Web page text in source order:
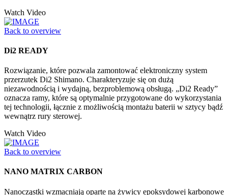
Watch Video
Back to overview
Di2 READY
Rozwiązanie, które pozwala zamontować elektroniczny system
przerzutek Di2 Shimano. Charakteryzuje się on dużą
niezawodnością i wydajną, bezproblemową obsługą. „Di2 Ready”
oznacza ramy, które są optymalnie przygotowane do wykorzystania
tej technologii, łącznie z możliwością montażu baterii w sztycy bądź
wewnątrz rury sterowej.
Watch Video
Back to overview
NANO MATRIX CARBON
Nanocząstki wzmacniają oparte na żywicy epoksydowej karbonowe